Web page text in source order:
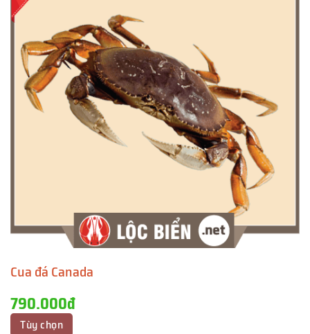
Cua đá Canada
790.000đ
Tùy chọn